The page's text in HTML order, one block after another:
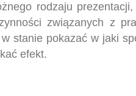
rodzaju
związanych z
stanie pokazać w jaki
efekt.